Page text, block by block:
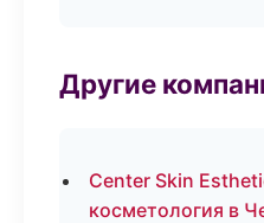
Другие
Center Skin
косметология в